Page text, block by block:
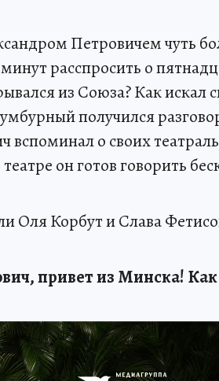
Петровичем чуть
расспросить о
из Союза? Как искал
получился
вспоминал о своих
он готов говорить
Оля Корбут и Слава
привет из Минска!